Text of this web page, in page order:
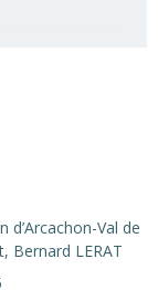
d’Arcachon-Val de
Ber­nard LERAT